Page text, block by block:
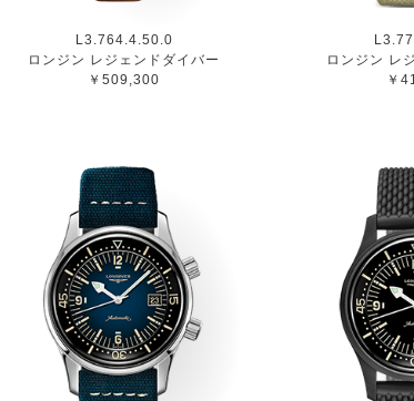
L3.764.4.50.0
ロンジン レジェンドダイバー
￥509,300
ロンジン レ
￥